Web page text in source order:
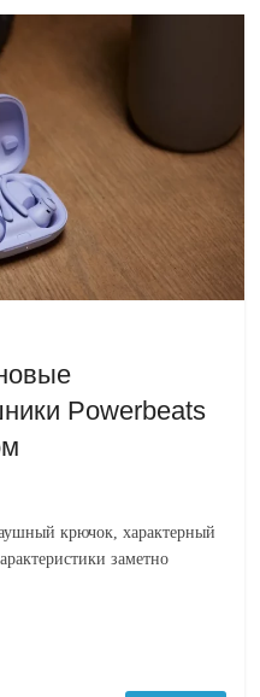
Powerbeats
крючок, характерный
заметно